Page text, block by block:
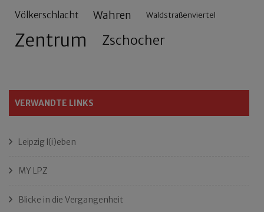
Völkerschlacht Wahren Waldstraßenviertel
Zentrum Zschocher
VERWANDTE LINKS
Leipzig l(i)eben
MY LPZ
Blicke in die Vergangenheit